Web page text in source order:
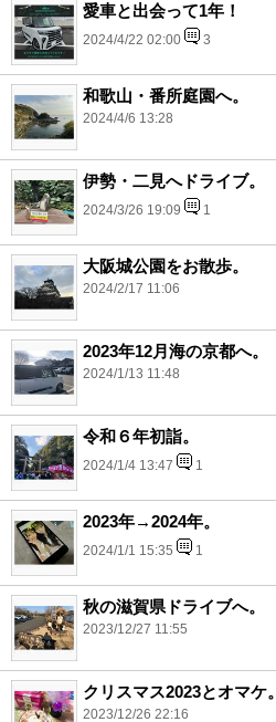
愛車と出会って1年！
2024/4/22 02:00 3
和歌山・番所庭園へ。
2024/4/6 13:28
伊勢・二見へドライブ。
2024/3/26 19:09 1
大阪城公園をお散歩。
2024/2/17 11:06
2023年12月海の京都へ。
2024/1/13 11:48
令和６年初詣。
2024/1/4 13:47 1
2023年→2024年。
2024/1/1 15:35 1
秋の滋賀県ドライブへ。
2023/12/27 11:55
クリスマス2023とオマケ。
2023/12/26 22:16